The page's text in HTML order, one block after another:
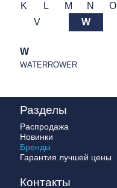
K
L M N O
V
W
W
WATERROWER
Разделы
Распродажа
Новинки
Бренды
Гарантия лучшей цены
Контакты